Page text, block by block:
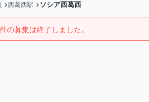
西葛西駅 ソシア西葛西
の募集は終了しました。